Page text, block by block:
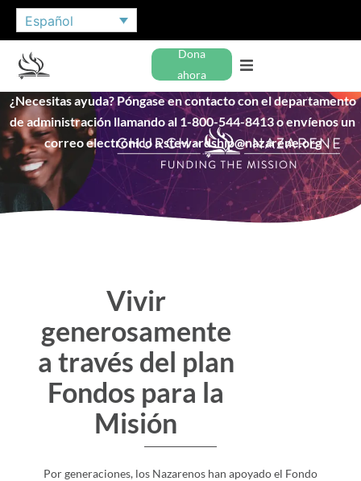
Español
Dona
ahora
¿Necesitas ayuda? Póngase en contacto con el departamento
de administración llamando al 1-800-544-8413 o envíenos un
correo electrónico a stewardship@nazarene.org
Vivir
generosamente
a través del plan
Fondos para la
Misión
Por generaciones, los Nazarenos han apoyado el Fondo